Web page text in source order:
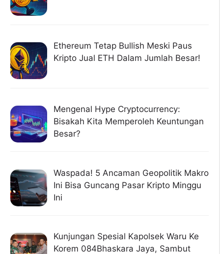
Ethereum Tetap Bullish Meski Paus
Kripto Jual ETH Dalam Jumlah Besar!
Mengenal Hype Cryptocurrency:
Bisakah Kita Memperoleh Keuntungan
Besar?
Waspada! 5 Ancaman Geopolitik Makro
Ini Bisa Guncang Pasar Kripto Minggu
Ini
Kunjungan Spesial Kapolsek Waru Ke
Korem 084Bhaskara Jaya, Sambut